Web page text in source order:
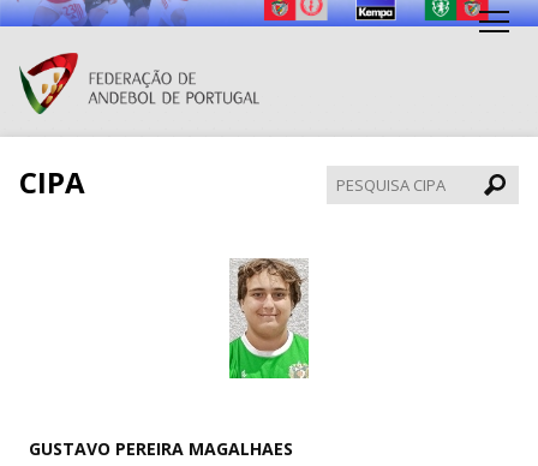
CIPA
CIPA
GUSTAVO PEREIRA MAGALHAES